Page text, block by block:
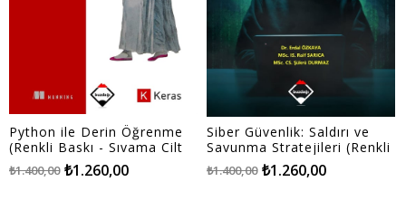
Python ile Derin Öğrenme
(Renkli Baskı - Sıvama Cilt
Kapaklı)
₺1.260,00
₺1.400,00
Siber Güvenlik: Saldırı ve
Savunma Stratejileri (Renkli
Baskı - Büyük Boy)
₺1.260,00
₺1.400,00